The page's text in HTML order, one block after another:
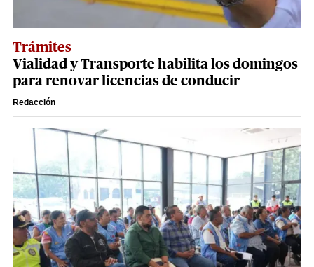
Trámites
Vialidad y Transporte habilita los domingos
para renovar licencias de conducir
Redacción